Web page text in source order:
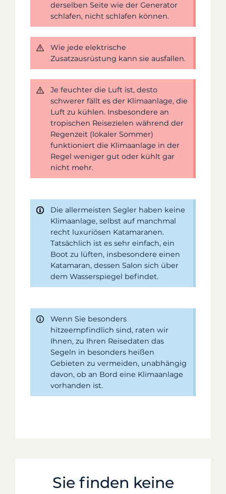
derselben Seite wie der Generator
schlafen, nicht schlafen können.
Wie jede elektrische
Zusatzausrüstung kann sie ausfallen.
Je feuchter die Luft ist, desto
schwerer fällt es der Klimaanlage, die
Luft zu kühlen. Insbesondere an
tropischen Reisezielen während der
Regenzeit (lokaler Sommer)
funktioniert die Klimaanlage in der
Regel weniger gut oder kühlt gar
nicht mehr.
Die allermeisten Segler haben keine
Klimaanlage, selbst auf manchmal
recht luxuriösen Katamaranen.
Tatsächlich ist es sehr einfach, ein
Boot zu lüften, insbesondere einen
Katamaran, dessen Salon sich über
dem Wasserspiegel befindet.
Wenn Sie besonders
hitzeempfindlich sind, raten wir
Ihnen, zu Ihren Reisedaten das
Segeln in besonders heißen
Gebieten zu vermeiden, unabhängig
davon, ob an Bord eine Klimaanlage
vorhanden ist.
Sie finden keine